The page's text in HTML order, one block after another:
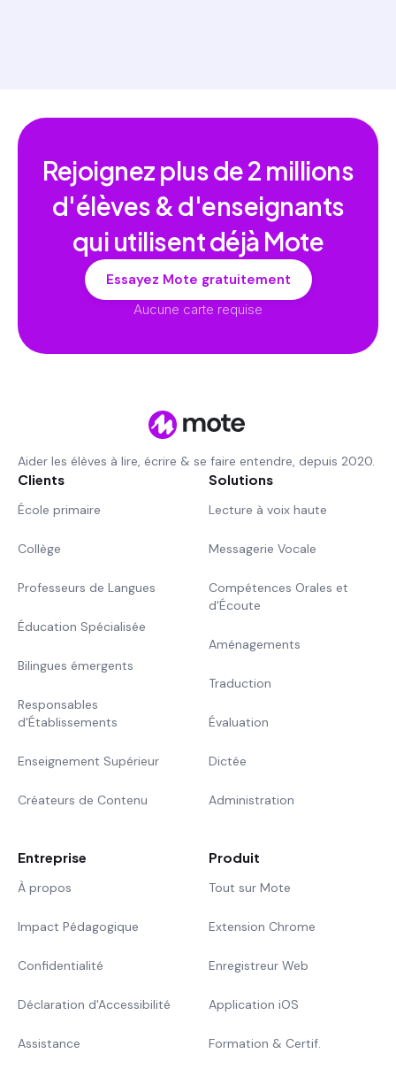
Rejoignez plus de2 millions
d'élèves & d'enseignants
qui utilisent déjà Mote
Essayez Mote gratuitement
Aucune carte requise
Aider les élèves à lire, écrire & se faire entendre, depuis 2020.
Clients
École primaire
Collège
Professeurs de Langues
Éducation Spécialisée
Bilingues émergents
Responsables
d'Établissements
Enseignement Supérieur
Créateurs de Contenu
Solutions
Lecture à voix haute
Messagerie Vocale
Compétences Orales et
d'Écoute
Aménagements
Traduction
Évaluation
Dictée
Administration
Entreprise
À propos
Impact Pédagogique
Confidentialité
Déclaration d'Accessibilité
Assistance
Produit
Tout sur Mote
Extension Chrome
Enregistreur Web
Application iOS
Formation & Certif.